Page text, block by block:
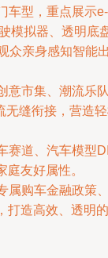
车型，重点展示e-
模拟器、透明底
众亲身感知智能
意市集、潮流乐
无缝衔接，营造
赛道、汽车模型
友好属性。
属购车金融政策
打造高效、透明的